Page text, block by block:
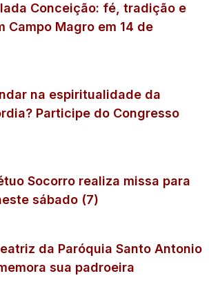
Conceição: fé, tradição e
Campo Magro em 14 de
na espiritualidade da
Participe do Congresso
Socorro realiza missa para
sábado (7)
da Paróquia Santo Antonio
sua padroeira